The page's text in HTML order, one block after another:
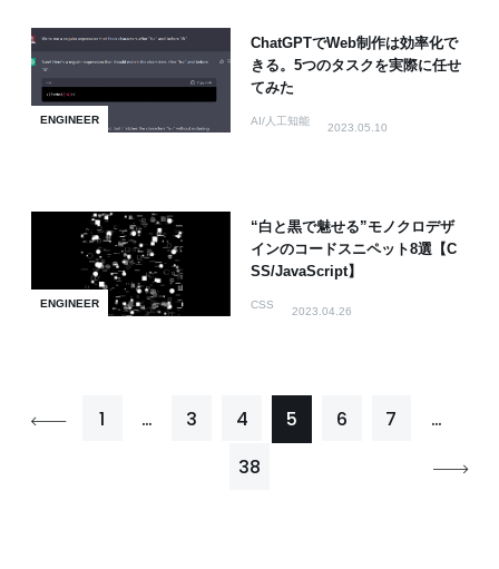
ENGINEER
ChatGPTでWeb制作は効率化で
きる。5つのタスクを実際に任せ
てみた
AI/人工知能
2023.05.10
ENGINEER
“白と黒で魅せる”モノクロデザ
インのコードスニペット8選【C
SS/JavaScript】
CSS
2023.04.26
1 … 3 4 5 6 7
…
38